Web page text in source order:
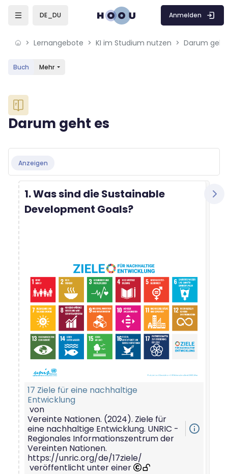
Skip to sidebar navigation menu
Skip to mobile navigation menu
Skip to sidebar hidden blocks
DE_DU Anmelden
Lernangebote KI im Studium nutzen Darum
Buch Mehr
Blöcke
Darum geht es
Anzeigen
1. Was sind die Sustainable
Development Goals?
17 Ziele für eine nachhaltige
Entwicklung
von
Vereinte Nationen. (2024). Ziele für
eine nachhaltige Entwicklung. UNRIC -
Regionales Informationszentrum der
Vereinten Nationen.
https://unric.org/de/17ziele/
veröffentlicht unter einer
info_outline